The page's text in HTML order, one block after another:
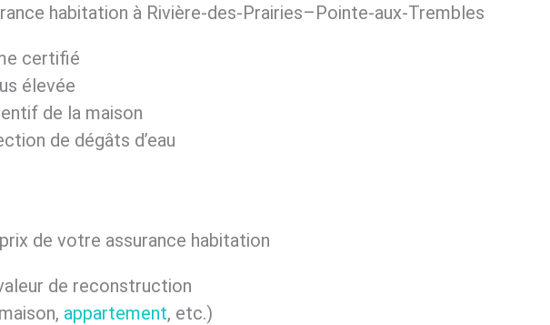
habitation à Rivière-des-Prairies–Pointe-aux-Trembles
certifié
élevée
de la maison
de dégâts d’eau
de votre assurance habitation
de reconstruction
appartement, etc.)